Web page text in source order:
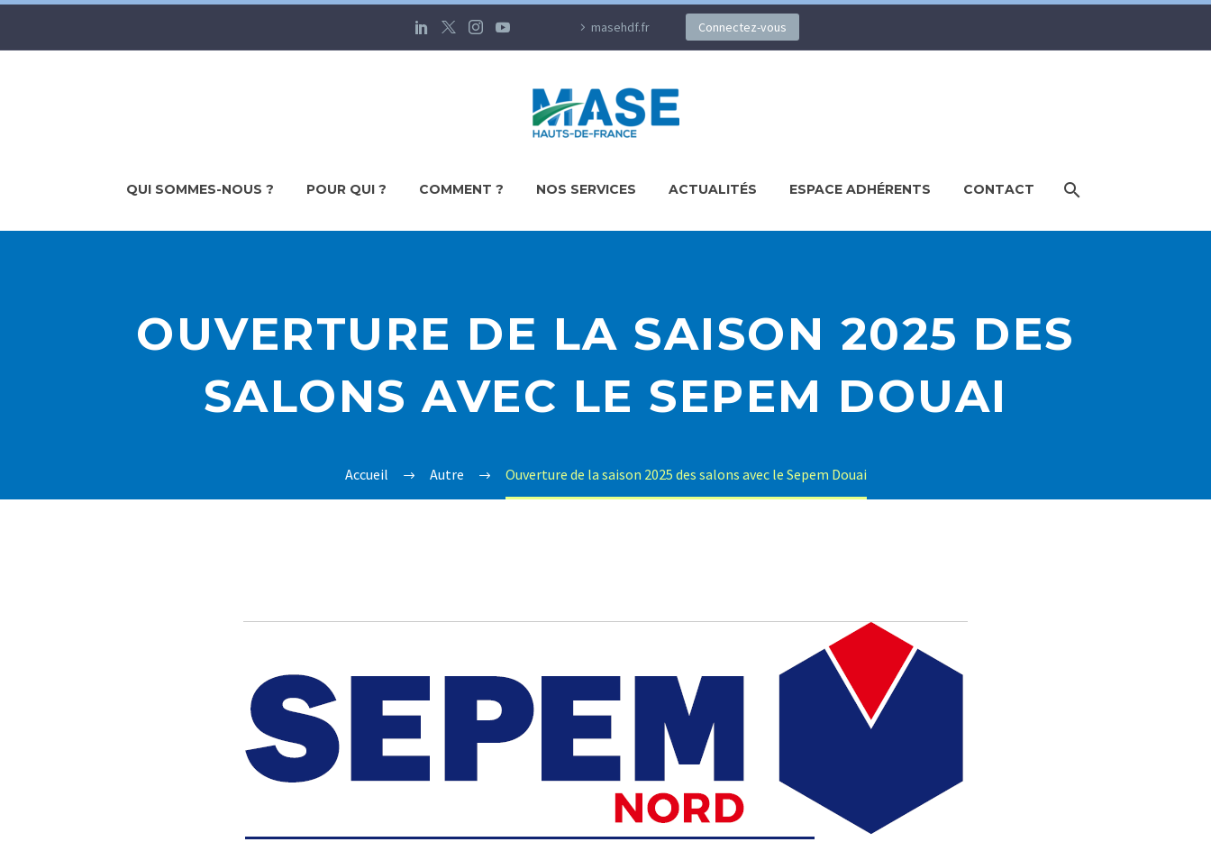
masehdf.fr Connectez-vous
QUI SOMMES-NOUS ? POUR QUI ? COMMENT ? NOS SERVICES ACTUALITÉS ESPACE ADHÉRENTS CONTACT
OUVERTURE DE LA SAISON 2025 DES
SALONS AVEC LE SEPEM DOUAI
Accueil Autre Ouverture de la saison 2025 des salons avec le Sepem Douai